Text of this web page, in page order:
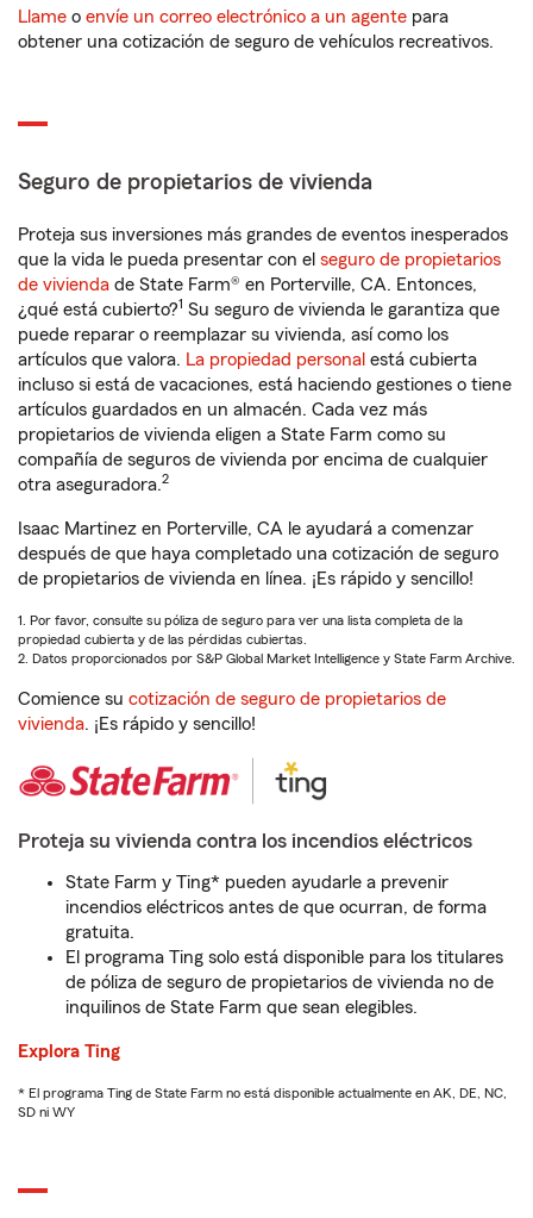
Llame o envíe un correo electrónico a un agente para
obtener una cotización de seguro de vehículos recreativos.
Seguro de propietarios de vivienda
Proteja sus inversiones más grandes de eventos inesperados
que la vida le pueda presentar con el seguro de propietarios
de vivienda de State Farm® en Porterville, CA. Entonces,
¿qué está cubierto?1 Su seguro de vivienda le garantiza que
puede reparar o reemplazar su vivienda, así como los
artículos que valora. La propiedad personal está cubierta
incluso si está de vacaciones, está haciendo gestiones o tiene
artículos guardados en un almacén. Cada vez más
propietarios de vivienda eligen a State Farm como su
compañía de seguros de vivienda por encima de cualquier
otra aseguradora.2
Isaac Martinez en Porterville, CA le ayudará a comenzar
después de que haya completado una cotización de seguro
de propietarios de vivienda en línea. ¡Es rápido y sencillo!
1. Por favor, consulte su póliza de seguro para ver una lista completa de la
propiedad cubierta y de las pérdidas cubiertas.
2. Datos proporcionados por S&P Global Market Intelligence y State Farm Archive.
Comience su cotización de seguro de propietarios de
vivienda. ¡Es rápido y sencillo!
Proteja su vivienda contra los incendios eléctricos
State Farm y Ting* pueden ayudarle a prevenir
incendios eléctricos antes de que ocurran, de forma
gratuita.
El programa Ting solo está disponible para los titulares
de póliza de seguro de propietarios de vivienda no de
inquilinos de State Farm que sean elegibles.
Explora Ting
* El programa Ting de State Farm no está disponible actualmente en AK, DE, NC,
SD ni WY